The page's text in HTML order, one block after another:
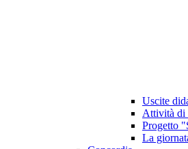
Uscite
Attività di
Progetto
La